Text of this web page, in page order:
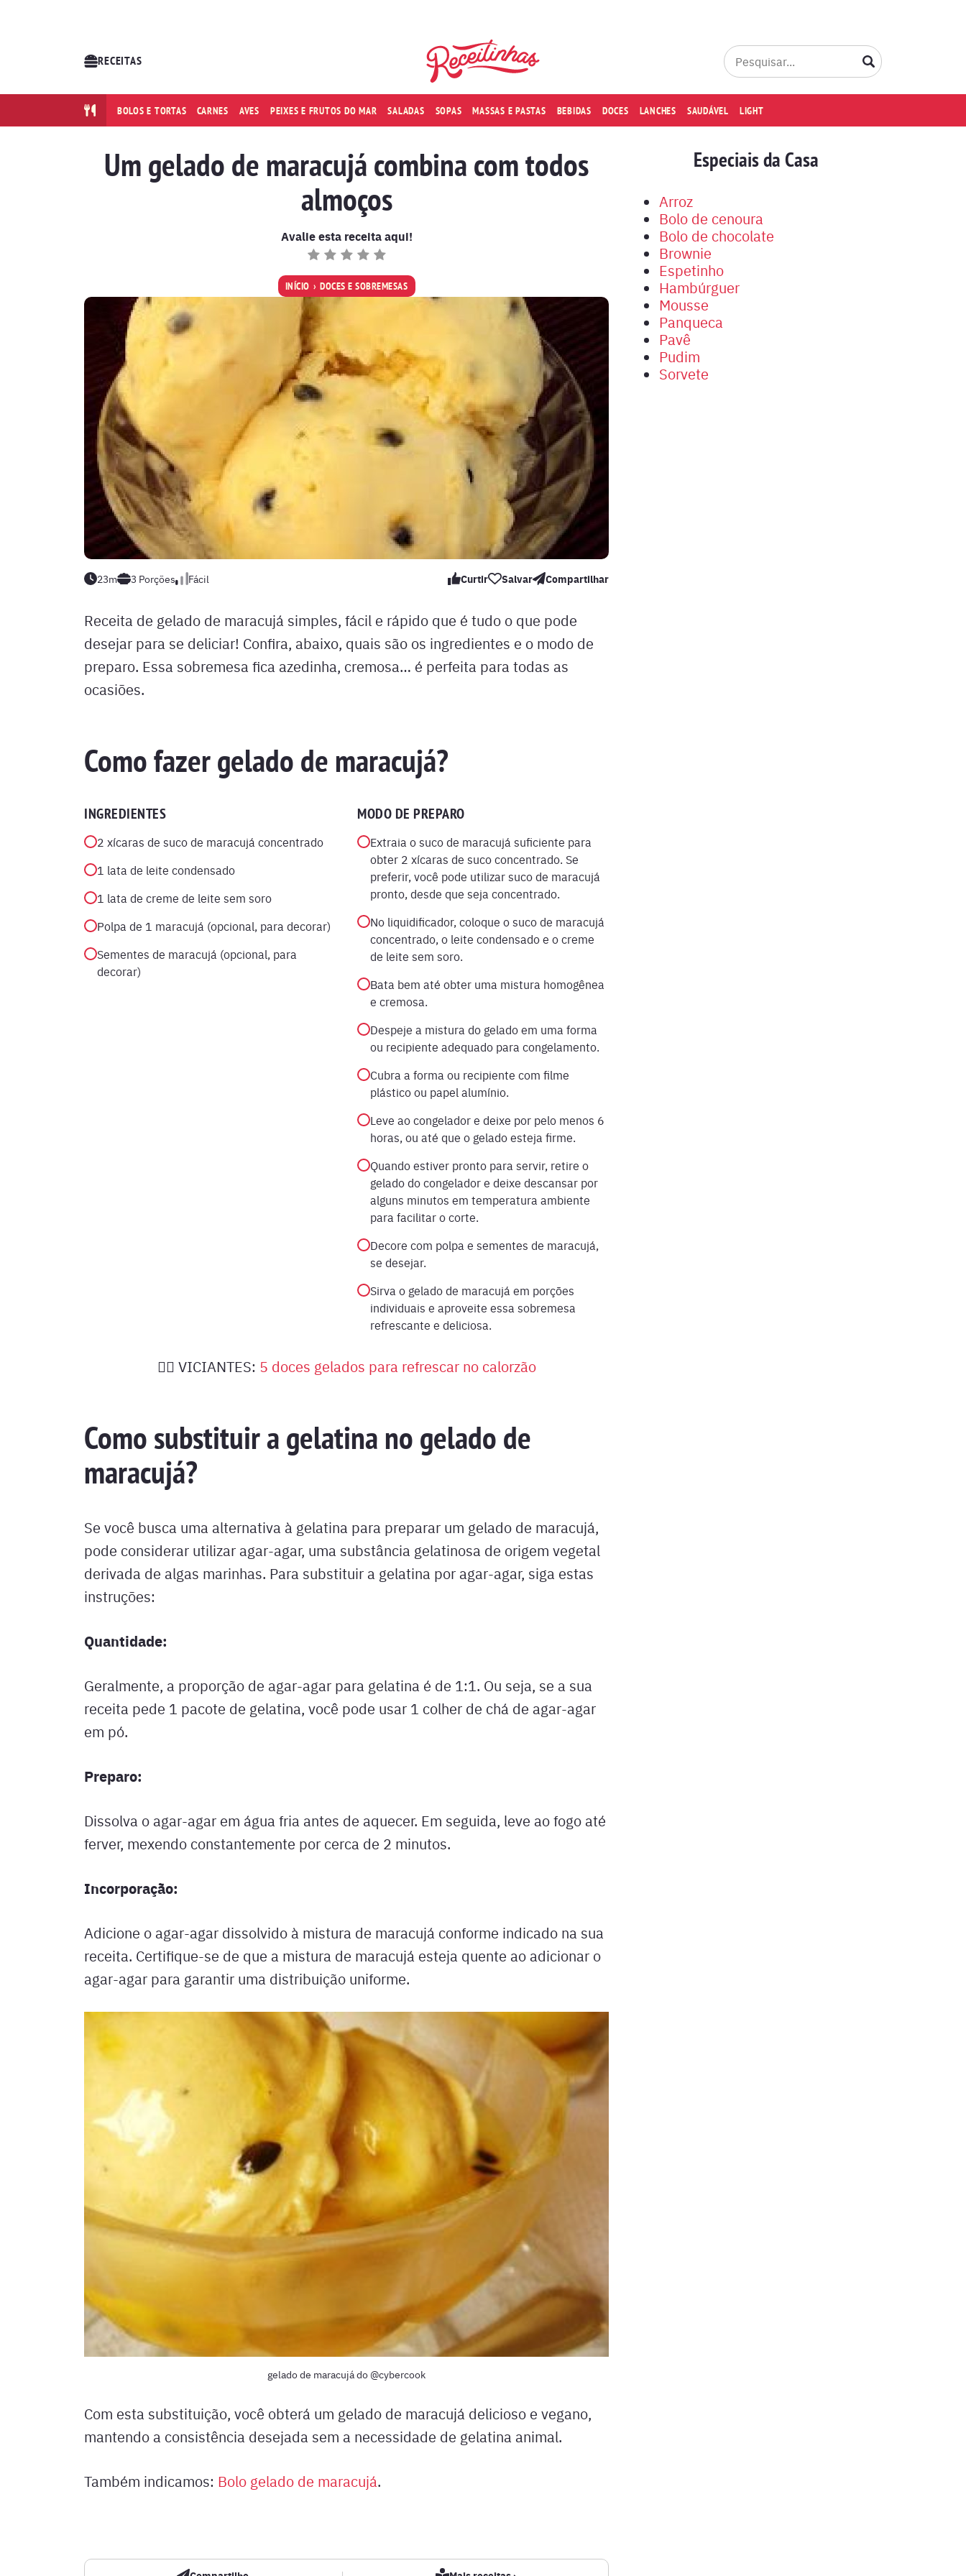
RECEITAS
BOLOS E TORTAS CARNES AVES PEIXES E FRUTOS DO MAR SALADAS SOPAS MASSAS E PASTAS BEBIDAS DOCES LANCHES SAUDÁVEL LIGHT
Um gelado de maracujá combina com todos
almoços
Avalie esta receita aqui!
INÍCIO DOCES E SOBREMESAS
23m 3 Porções Fácil Curtir Salvar Compartilhar
Receita de gelado de maracujá simples, fácil e rápido que é tudo o que pode
desejar para se deliciar! Confira, abaixo, quais são os ingredientes e o modo de
preparo. Essa sobremesa fica azedinha, cremosa… é perfeita para todas as
ocasiões.
Como fazer gelado de maracujá?
INGREDIENTES
2 xícaras de suco de maracujá concentrado
1 lata de leite condensado
1 lata de creme de leite sem soro
Polpa de 1 maracujá (opcional, para decorar)
Sementes de maracujá (opcional, para
decorar)
MODO DE PREPARO
Extraia o suco de maracujá suficiente para
obter 2 xícaras de suco concentrado. Se
preferir, você pode utilizar suco de maracujá
pronto, desde que seja concentrado.
No liquidificador, coloque o suco de maracujá
concentrado, o leite condensado e o creme
de leite sem soro.
Bata bem até obter uma mistura homogênea
e cremosa.
Despeje a mistura do gelado em uma forma
ou recipiente adequado para congelamento.
Cubra a forma ou recipiente com filme
plástico ou papel alumínio.
Leve ao congelador e deixe por pelo menos 6
horas, ou até que o gelado esteja firme.
Quando estiver pronto para servir, retire o
gelado do congelador e deixe descansar por
alguns minutos em temperatura ambiente
para facilitar o corte.
Decore com polpa e sementes de maracujá,
se desejar.
Sirva o gelado de maracujá em porções
individuais e aproveite essa sobremesa
refrescante e deliciosa.
❤️‍🔥 VICIANTES: 5 doces gelados para refrescar no calorzão
Como substituir a gelatina no gelado de
maracujá?
Se você busca uma alternativa à gelatina para preparar um gelado de maracujá,
pode considerar utilizar agar-agar, uma substância gelatinosa de origem vegetal
derivada de algas marinhas. Para substituir a gelatina por agar-agar, siga estas
instruções:
Quantidade:
Geralmente, a proporção de agar-agar para gelatina é de 1:1. Ou seja, se a sua
receita pede 1 pacote de gelatina, você pode usar 1 colher de chá de agar-agar
em pó.
Preparo:
Dissolva o agar-agar em água fria antes de aquecer. Em seguida, leve ao fogo até
ferver, mexendo constantemente por cerca de 2 minutos.
Incorporação:
Adicione o agar-agar dissolvido à mistura de maracujá conforme indicado na sua
receita. Certifique-se de que a mistura de maracujá esteja quente ao adicionar o
agar-agar para garantir uma distribuição uniforme.
gelado de maracujá do @cybercook
Com esta substituição, você obterá um gelado de maracujá delicioso e vegano,
mantendo a consistência desejada sem a necessidade de gelatina animal.
Também indicamos: Bolo gelado de maracujá.
Especiais da Casa
Arroz
Bolo de cenoura
Bolo de chocolate
Brownie
Espetinho
Hambúrguer
Mousse
Panqueca
Pavê
Pudim
Sorvete